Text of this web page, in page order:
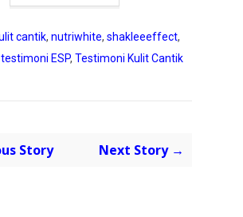
cantik, nutriwhite, shakleeeffect,
testimoni ESP, Testimoni Kulit Cantik
Story Next Story →